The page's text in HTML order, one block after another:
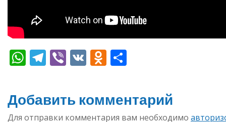
WhatsApp
Telegram
Viber
VK Odnoklassniki
Добавить комментарий
Для отправки комментария вам необходимо